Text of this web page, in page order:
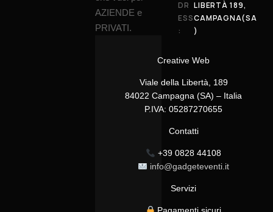
AZIENDE e
PRIVATI.
Creative Web
Viale della Libertà, 189
84022 Campagna (SA) – Italia
P.IVA: 05287270655
Contatti
+39 0828 44108
info@gadgeteventi.it
Servizi
DR
ESS
:
LIBERTÀ 189,
CAMPAGNA(SA
)